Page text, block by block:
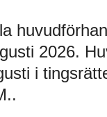
2026.
i